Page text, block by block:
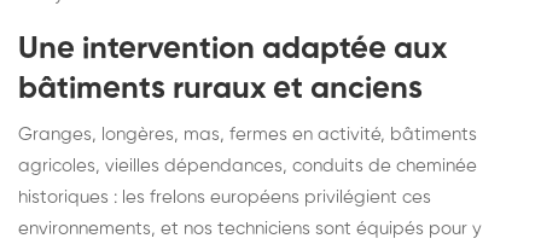
Une intervention adaptée aux
bâtiments ruraux et anciens
Granges, longères, mas, fermes en activité, bâtiments
agricoles, vieilles dépendances, conduits de cheminée
historiques : les frelons européens privilégient ces
environnements, et nos techniciens sont équipés pour y